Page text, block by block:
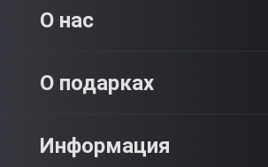
О нас
О компании
О подарках
Как это работает?
Информация